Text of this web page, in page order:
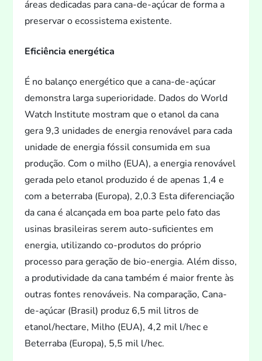
áreas dedicadas para cana-de-açúcar de forma a
preservar o ecossistema existente.
Eficiência energética
É no balanço energético que a cana-de-açúcar
demonstra larga superioridade. Dados do World
Watch Institute mostram que o etanol da cana
gera 9,3 unidades de energia renovável para cada
unidade de energia fóssil consumida em sua
produção. Com o milho (EUA), a energia renovável
gerada pelo etanol produzido é de apenas 1,4 e
com a beterraba (Europa), 2,0.3 Esta diferenciação
da cana é alcançada em boa parte pelo fato das
usinas brasileiras serem auto-suficientes em
energia, utilizando co-produtos do próprio
processo para geração de bio-energia. Além disso,
a produtividade da cana também é maior frente às
outras fontes renováveis. Na comparação, Cana-
de-açúcar (Brasil) produz 6,5 mil litros de
etanol/hectare, Milho (EUA), 4,2 mil l/hec e
Beterraba (Europa), 5,5 mil l/hec.